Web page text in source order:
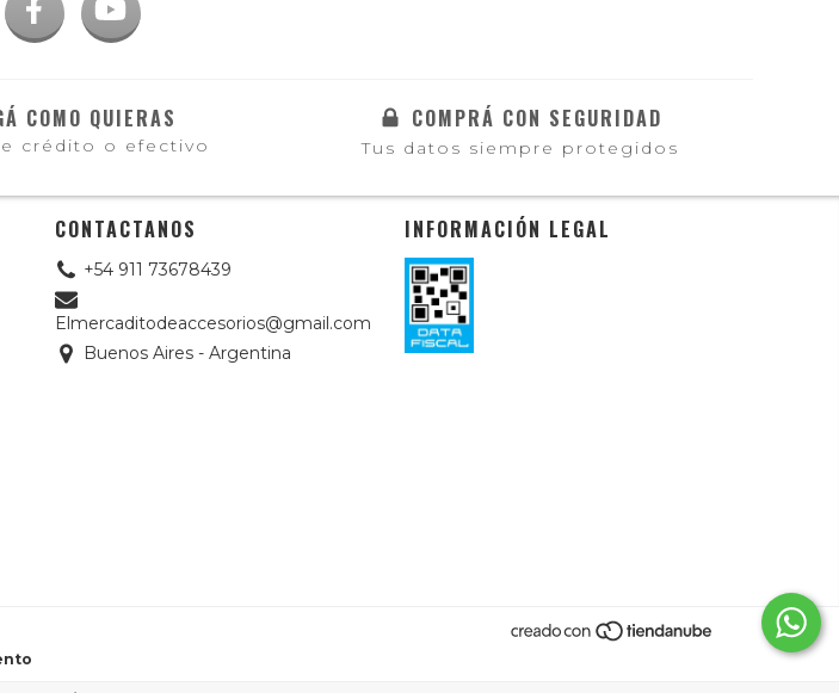
COMO QUIERAS
crédito o efectivo
COMPRÁ CON SEGURIDAD
Tus datos siempre protegidos
CONTACTANOS
+54 911 73678439
Elmercaditodeaccesorios@gmail.com
Buenos Aires - Argentina
INFORMACIÓN LEGAL